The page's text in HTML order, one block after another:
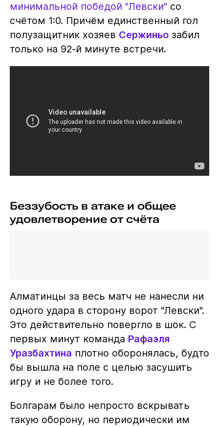
минимальной победой "Левски" со
счётом 1:0. Причём единственный гол
полузащитник хозяев Сержиньозабил
только на 92-й минуте встречи.
Беззубость в атаке и общее
удовлетворение от счёта
Алматинцы за весь матч не нанесли ни
одного удара в сторону ворот "Левски".
Это действительно повергло в шок. С
первых минут команда Рафаэля
Уразбахтина плотно оборонялась, будто
бы вышла на поле с целью засушить
игру и не более того.
Болгарам было непросто вскрывать
такую оборону, но периодически им